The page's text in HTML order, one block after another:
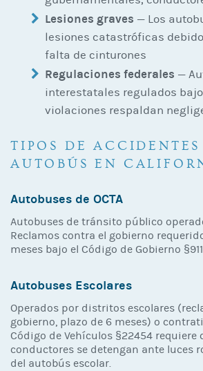
Lesiones graves — Los
lesiones catastróficas
falta de cinturones
Regulaciones federales —
interestatales regulados bajo
violaciones respaldan
TIPOS DE ACCIDENTES
AUTOBÚS EN
Autobuses de OCTA
Autobuses de tránsito público
Reclamos contra el gobierno
meses bajo el Código de Gobierno
Autobuses Escolares
Operados por distritos escolares
gobierno, plazo de 6 meses) o
Código de Vehículos §22454 requiere
conductores se detengan ante luces
del autobús escolar.